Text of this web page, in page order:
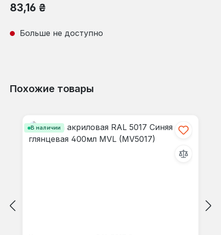
Обычная цена:
83,16 ₴
Больше не доступно
Похожие товары
В наличии